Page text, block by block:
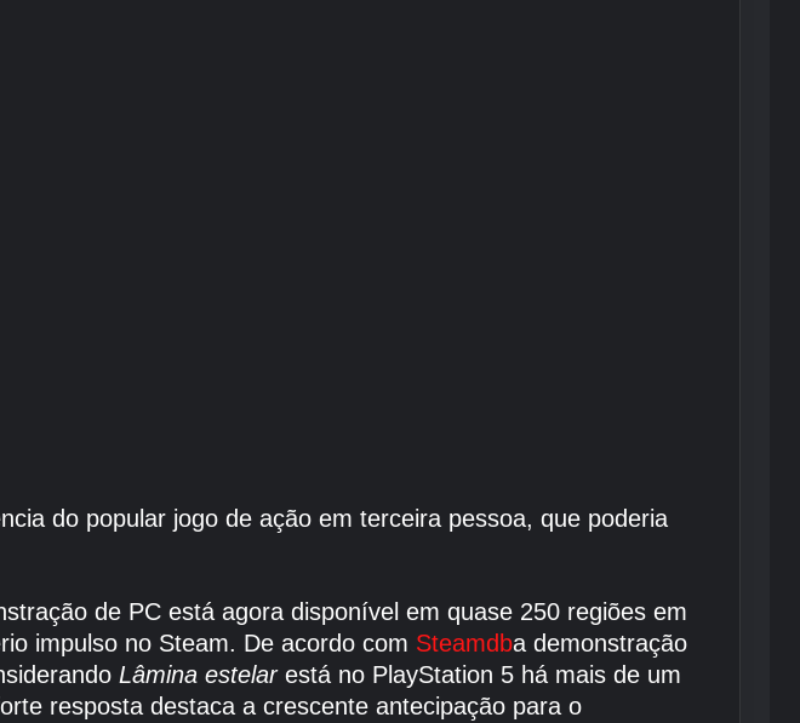
do popular jogo de ação em terceira pessoa, que poderia
de PC está agora disponível em quase 250 regiões em
impulso no Steam. De acordo com Steamdba demonstração
Lâmina estelarestá no PlayStation 5 há mais de um
resposta destaca a crescente antecipação para o